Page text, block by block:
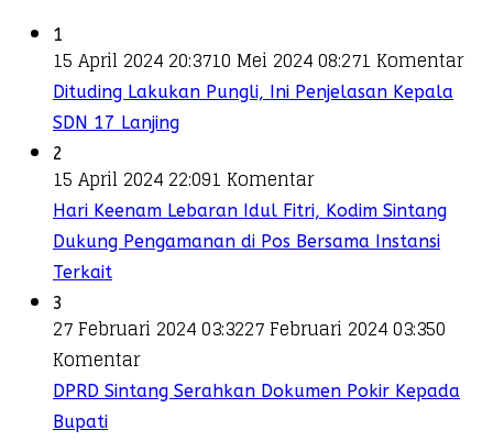
1
15 April 2024 20:3710 Mei 2024 08:271 Komentar
Dituding Lakukan Pungli, Ini Penjelasan Kepala
SDN 17 Lanjing
2
15 April 2024 22:091 Komentar
Hari Keenam Lebaran Idul Fitri, Kodim Sintang
Dukung Pengamanan di Pos Bersama Instansi
Terkait
3
27 Februari 2024 03:3227 Februari 2024 03:350
Komentar
DPRD Sintang Serahkan Dokumen Pokir Kepada
Bupati